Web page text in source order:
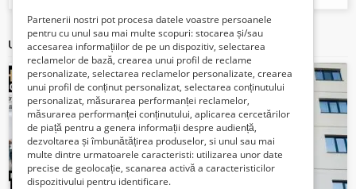
Ultimele articole ale acestui vânzător
Partenerii nostri pot procesa datele voastre persoanele
pentru cu unul sau mai multe scopuri: stocarea și/sau
accesarea informațiilor de pe un dispozitiv, selectarea
reclamelor de bază, crearea unui profil de reclame
personalizate, selectarea reclamelor personalizate, crearea
unui profil de conținut personalizat, selectarea conținutului
personalizat, măsurarea performanței reclamelor,
măsurarea performanței conținutului, aplicarea cercetărilor
de piață pentru a genera informații despre audiență,
dezvoltarea și îmbunătățirea produselor, si unul sau mai
multe dintre urmatoarele caracteristi: utilizarea unor date
precise de geolocație, scanarea activă a caracteristicilor
dispozitivului pentru identificare.